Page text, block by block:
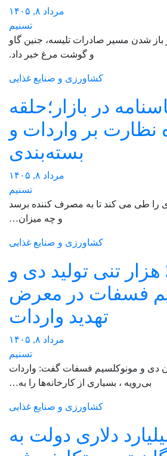
مرداد ۸, ۱۴۰۵
تسنیم
باز شدن مسیر صادرات تلیسه، جنین گاو
و گوشت مرغ خبر داد.
کشاورزی و صنایع غذایی
در بازار؛حلقه
بر واردات و
بسته‌بندی
مرداد ۸, ۱۴۰۵
تسنیم
را طی می کند تا به مصرف کننده برسد
و چه میزان…
کشاورزی و صنایع غذایی
ظرفیت 300 هزار تنی تولید دی و
فسفات در معرض
تهدید واردات
مرداد ۸, ۱۴۰۵
تسنیم
دی و مونوکلسیم فسفات گفت: واردات
بی‌رویه ، بسیاری از کارخانه‌ها را به…
کشاورزی و صنایع غذایی
4.5 میلیارد دلاری دولت به